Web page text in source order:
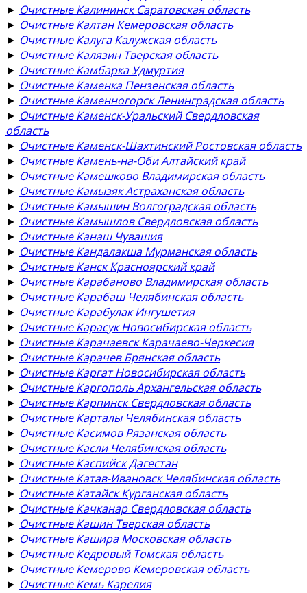
► Очистные Калининск Саратовская область
► Очистные Калтан Кемеровская область
► Очистные Калуга Калужская область
► Очистные Калязин Тверская область
► Очистные Камбарка Удмуртия
► Очистные Каменка Пензенская область
► Очистные Каменногорск Ленинградская область
► Очистные Каменск-Уральский Свердловская
область
► Очистные Каменск-Шахтинский Ростовская область
► Очистные Камень-на-Оби Алтайский край
► Очистные Камешково Владимирская область
► Очистные Камызяк Астраханская область
► Очистные Камышин Волгоградская область
► Очистные Камышлов Свердловская область
► Очистные Канаш Чувашия
► Очистные Кандалакша Мурманская область
► Очистные Канск Красноярский край
► Очистные Карабаново Владимирская область
► Очистные Карабаш Челябинская область
► Очистные Карабулак Ингушетия
► Очистные Карасук Новосибирская область
► Очистные Карачаевск Карачаево-Черкесия
► Очистные Карачев Брянская область
► Очистные Каргат Новосибирская область
► Очистные Каргополь Архангельская область
► Очистные Карпинск Свердловская область
► Очистные Карталы Челябинская область
► Очистные Касимов Рязанская область
► Очистные Касли Челябинская область
► Очистные Каспийск Дагестан
► Очистные Катав-Ивановск Челябинская область
► Очистные Катайск Курганская область
► Очистные Качканар Свердловская область
► Очистные Кашин Тверская область
► Очистные Кашира Московская область
► Очистные Кедровый Томская область
► Очистные Кемерово Кемеровская область
► Очистные Кемь Карелия